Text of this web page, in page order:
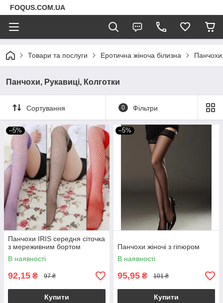
FOQUS.COM.UA
Товари та послуги Еротична жіноча білизна
Панчохи, Рукавиці, Колготки
Сортування 0 Фільтри
–5%
Панчохи IRIS середня сіточка
з мереживним бортом
В наявності
92,15 ₴ 97 ₴
Купити
–5%
Панчохи жіночі з гіпюром
В наявності
95,95 ₴ 101 ₴
Купити